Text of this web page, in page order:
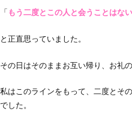
「 もう二度とこの人と会うことはな
と正直思っていました。
その日はそのままお互い帰り、お礼
私はこのラインをもって、二度とそ
でした。